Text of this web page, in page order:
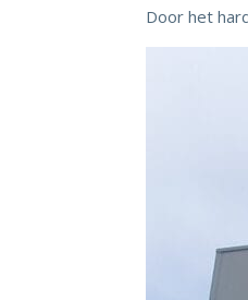
Door het